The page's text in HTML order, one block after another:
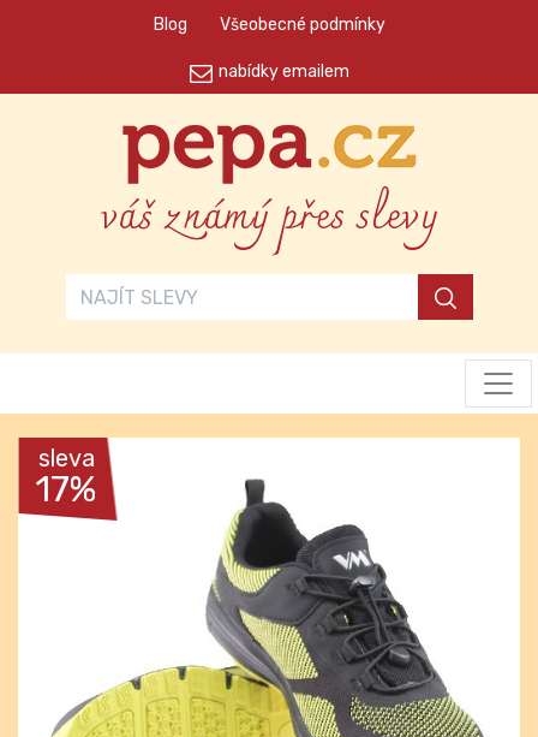
Blog Všeobecné podmínky
nabídky emailem
váš známý přes slevy
sleva
17%